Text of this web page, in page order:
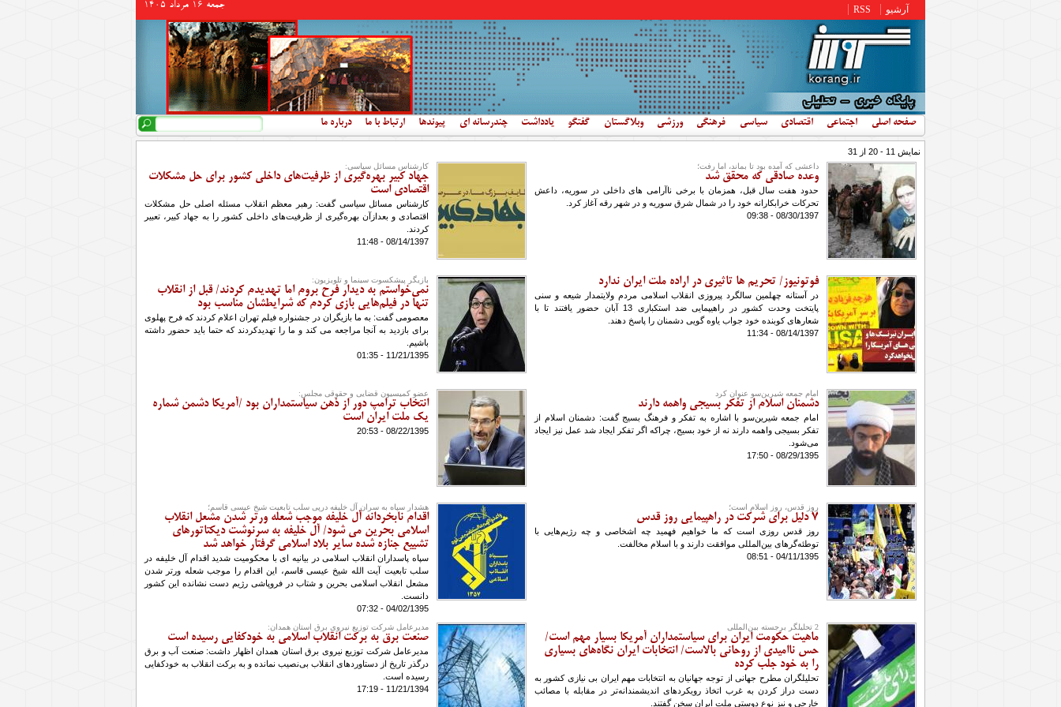
جمعه 16 مرداد 1405 آرشیو RSS
صفحه اصلی اجتماعی اقتصادی سیاسی فرهنگی ورزشی وبلاگستان گفتگو یادداشت چندرسانه ای پیوندها ارتباط با ما درباره ما فرم جستجو
جستجو
نمایش 11 - 20 از 31
داعشی که آمده بود تا بماند، اما رفت؛
وعده صادقی که محقق شد
حدود هفت سال قبل، همزمان با برخی ناآرامی های داخلی در سوریه، داعش
تحرکات خرابکارانه خود را در شمال شرق سوریه و در شهر رقه آغاز کرد.
08/30/1397 - 09:38
کارشناس مسائل سیاسی:
جهاد کبیر بهره‌گیری از ظرفیت‌های داخلی کشور برای حل مشکلات
اقتصادی است
کارشناس مسائل سیاسی گفت: رهبر معظم انقلاب مسئله اصلی حل مشکلات
اقتصادی و بعدازآن بهره‌گیری از ظرفیت‌های داخلی کشور را به جهاد کبیر، تعبیر
کردند.
08/14/1397 - 11:48
فوتونیوز/ تحریم ها تاثیری در اراده ملت ایران ندارد
در آستانه چهلمین سالگرد پیروزی انقلاب اسلامی مردم ولایتمدار شیعه و سنی
پایتخت وحدت کشور در راهیپمایی ضد استکباری 13 آبان حضور یافتند تا با
شعارهای کوبنده خود جواب یاوه گویی دشمنان را پاسخ دهند.
08/14/1397 - 11:34
بازیگر پیشکسوت سینما و تلویزیون:
نمی‌خواستم به دیدار فرح بروم اما تهدیدم کردند/ قبل از انقلاب
تنها در فیلم‌هایی بازی کردم که شرایطشان مناسب بود
معصومی گفت: به ما بازیگران در جشنواره فیلم تهران اعلام کردند که فرح پهلوی
برای بازدید به آنجا مراجعه می کند و ما را تهدیدکردند که حتما باید حضور داشته
باشیم.
11/21/1395 - 01:35
امام جمعه شیرین‌سو عنوان کرد
دشمنان اسلام از تفکر بسیجی واهمه دارند
امام جمعه شیرین‌سو با اشاره به تفکر و فرهنگ بسیج گفت: دشمنان اسلام از
تفکر بسیجی واهمه دارند نه از خود بسیج، چراکه اگر تفکر ایجاد شد عمل نیز ایجاد
می‌شود.
08/29/1395 - 17:50
عضو کمیسیون قضایی و حقوقی مجلس:
انتخاب ترامپ دور از ذهن سیاستمداران بود /آمريكا دشمن شماره
يك ملت ايران است
08/22/1395 - 20:53
روز قدس، روز اسلام است؛
7 دلیل برای شرکت در راهپیمایی روز قدس
روز قدس روزی است که ما خواهیم فهمید چه اشخاصی و چه رژیم‌هایی با
توطئه‏‌گرهای بین‏‌المللی موافقت دارند و با اسلام مخالفت.
04/11/1395 - 08:51
هشدار سپاه به سران آل خلیفه درپی سلب تابعیت شیخ عیسی قاسم؛
اقدام نابخردانه آل خلیفه موجب شعله ورتر شدن مشعل انقلاب
اسلامی بحرین می شود/ آل خلیفه به سرنوشت دیکتاتورهای
تشییع جنازه شده سایر بلاد اسلامی گرفتار خواهد شد
سپاه پاسداران انقلاب اسلامی در بیانیه ای با محکومیت شدید اقدام آل خلیفه در
سلب تابعیت آیت الله شیخ عیسی قاسم، این اقدام را موجب شعله ورتر شدن
مشعل انقلاب اسلامی بحرین و شتاب در فروپاشی رژیم دست نشانده این کشور
دانست.
04/02/1395 - 07:32
2 تحلیلگر برجسته بین‌المللی
ماهیت حکومت ایران برای سیاستمداران آمریکا بسیار مهم است/
حس ناامیدی از روحانی بالاست/ انتخابات ایران نگاه‌های بسیاری
را به خود جلب کرده
تحلیلگران مطرح جهانی از توجه جهانیان به انتخابات مهم ایران بی نیازی کشور به
دست دراز کردن به غرب اتخاذ رویکردهای اندیشمندانه‌تر در مقابله با مصائب
خارجی و نیز نوع دوستی ملت ایران سخن گفتند.
مدیرعامل شرکت توزیع نیروی برق استان همدان:
صنعت برق به برکت انقلاب اسلامی به خودکفایی رسیده است
مدیرعامل شرکت توزیع نیروی برق استان همدان اظهار داشت: صنعت آب و برق
درگذر تاریخ از دستاوردهای انقلاب بی‌نصیب نمانده و به برکت انقلاب به خودکفایی
رسیده است.
11/21/1394 - 17:19